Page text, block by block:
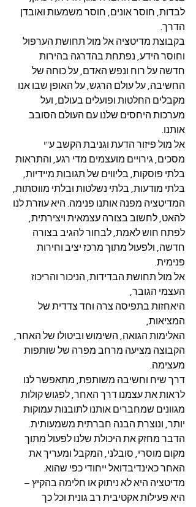
לבדות, חוסר אונים, חוסר משמעות ואובדן
הדרך.
בקבוצת מדיטציה אל מול תחושת הערפול
וחוסר הידע, נפתחת בהדרגה בהירות
חדשה על רוח ונפש האדם, על כוחה של
החשיבה, על עולם הרגש, על האופן שבו אנו
מקבלים החלטות ופועלים בעולם, ועל
מערכות היחסים שלנו עם העולם הסובב
אותנו.
אל מול פיזור הדעת וגניבת הקשב ע"י
מסכים, גירויים מועצמים מדי רגע, והתראות
בלתי פוסקות, בליווים של תגובות מיידיות,
בלתי מודעות, בלתי נשלטות ובלתי מווסתות,
המדיטציה מפנה אותנו פנימה. היא עוזרת לנו
להאט, לחשוב בצורה עצמאית ויצירתית,
לפתח חוש לאמת, לבחור להגיב בצורה
חדשה, ולפעול מתוך מרכז יציב וחירות
פנימית.
אל מול תחושת הבדידות, הניכור והריכוז
העצמי הגובר,
היאחזות בתפיסה צרה וחד צדדית של
המציאות,
האלימות הגואה, השימוש וביטולו של האחר,
הקבוצה מציעה מרחב מפרה של שותפות
מעצימה.
דרך שיח וחשיבה משותפת, מתאפשר לנו
לראות את עצמנו דרך האחר, לפגוש קולות
מגוונים שמחברים אותנו לתובנות עמוקות
יותר, ונוצרת הבנה חברתית משמעותית.
הדבר מחזק את היכולת שלנו לפעול מתוך
מקום מוסרי, סובלני, המקבל ומעריך את
האחר כאינדיבדואל ייחודי כפי שהוא.
מדיטציה היא לא ניתוק או חלימה בהקיץ –
היא פעילות אקטיבית רב גונית וכל כך